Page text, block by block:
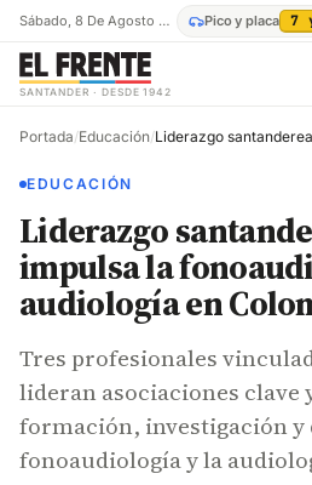
Sábado, 8 De Agosto De 2026 Pico y placa 7
SANTANDER · DESDE 1942
Portada/Educación/
EDUCACIÓN
Liderazgo
impulsa la
audiología en
Tres profesionales
lideran asociaciones clave
formación, investigación y
fonoaudiología y la